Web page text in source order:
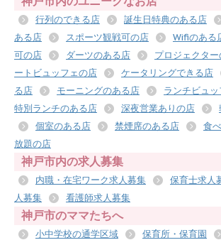
行列のできる店 誕生日特典のある店
ある店
スポーツ観戦可の店 Wifiのある
可の店
ダーツのある店 プロジェクタ
ートビュッフェの店
ケータリングできる店
る店
モーニングのある店 ランチビュ
特別ランチのある店
深夜営業ありの店
個室のある店
禁煙席のある店 食
放題の店
神戸市内の求人募集
内職・在宅ワーク求人募集 保育士求人
人募集
看護師求人募集
神戸市のママたちへ
小中学校の通学区域 保育所・保育園